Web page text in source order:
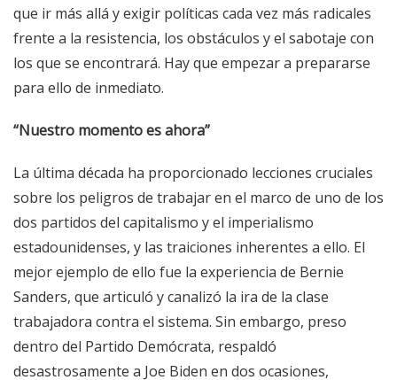
que ir más allá y exigir políticas cada vez más radicales
frente a la resistencia, los obstáculos y el sabotaje con
los que se encontrará. Hay que empezar a prepararse
para ello de inmediato.
“Nuestro momento es ahora”
La última década ha proporcionado lecciones cruciales
sobre los peligros de trabajar en el marco de uno de los
dos partidos del capitalismo y el imperialismo
estadounidenses, y las traiciones inherentes a ello. El
mejor ejemplo de ello fue la experiencia de Bernie
Sanders, que articuló y canalizó la ira de la clase
trabajadora contra el sistema. Sin embargo, preso
dentro del Partido Demócrata, respaldó
desastrosamente a Joe Biden en dos ocasiones,